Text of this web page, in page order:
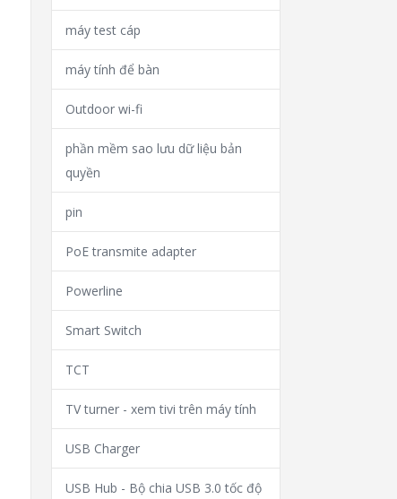
máy test cáp
máy tính để bàn
Outdoor wi-fi
phần mềm sao lưu dữ liệu bản
quyền
pin
PoE transmite adapter
Powerline
Smart Switch
TCT
TV turner - xem tivi trên máy tính
USB Charger
USB Hub - Bộ chia USB 3.0 tốc độ